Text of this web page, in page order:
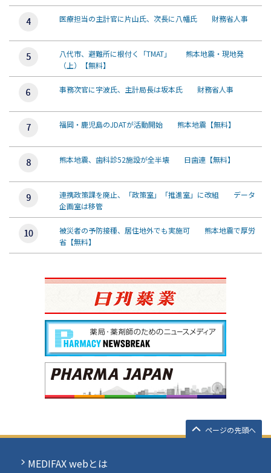
医療担当の主計官に片山氏、次長に八幡氏 財務省人事
八代市、避難所に根付く「TMAT」 熊本地震・現地発
（上）【無料】
事務次官に宇波氏、主計局長は坂本氏 財務省人事
福岡・鹿児島のJDATが活動開始 熊本地震【無料】
熊本地震、歯科診52施設が全半壊 日歯連【無料】
連携政策課を廃止、「政策室」「推進室」に改組 データ
企画室は移管
被災者の予防接種、居住地外でも実施可 熊本地震で厚労
省【無料】
ページの先頭へ
MEDIFAX webとは